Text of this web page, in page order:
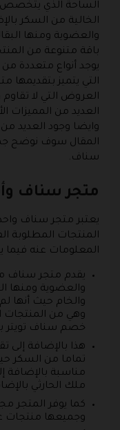
الساحة الذي يتخصص
الخالية من السكر
والعضوية ومنها
باقة متنوعة من
يوجد أنواع متعددة
التي يتميز بتقديمها
العروض التي لا تقاوم
العديد من المميزات
وايضا وجود العديد من
المقال سوف نوضح
سناف.
متجر سناف
يعتبر متجر سناف
المنتجات المطلوبة
المعلومات عنه فيما
يقدم متجر سناف
والعضوية ومنها
والخام حيث أنها
وهي من
خصم سناف تويتر
هذا بالإضافة إلى
تماما من السكر
مناسبة
ملك الحارثي
كما يوفر المتجر
وجميعها